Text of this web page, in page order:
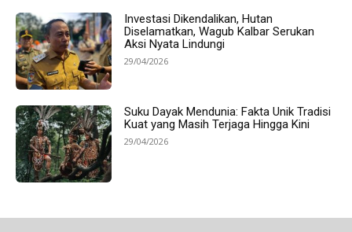
Investasi Dikendalikan, Hutan
Diselamatkan, Wagub Kalbar Serukan
Aksi Nyata Lindungi
29/04/2026
Suku Dayak Mendunia: Fakta Unik Tradisi
Kuat yang Masih Terjaga Hingga Kini
29/04/2026